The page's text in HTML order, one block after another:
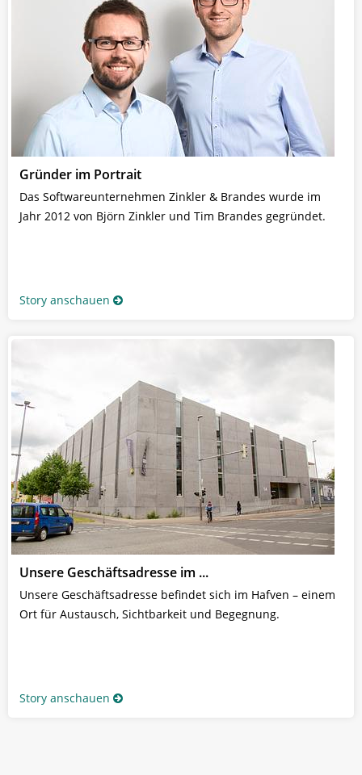
Gründer im Portrait
Das Softwareunternehmen Zinkler & Brandes wurde im
Jahr 2012 von Björn Zinkler und Tim Brandes gegründet.
Story anschauen
Unsere Geschäftsadresse im ...
Unsere Geschäftsadresse befindet sich im Hafven – einem
Ort für Austausch, Sichtbarkeit und Begegnung.
Story anschauen